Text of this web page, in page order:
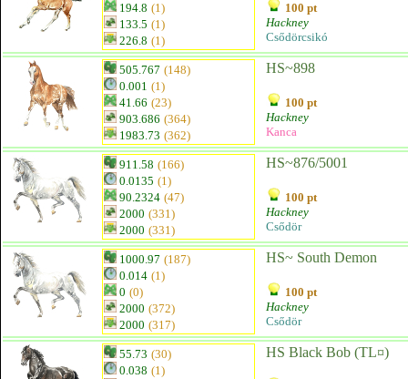
194.8 (1)
133.5 (1)
226.8 (1)
100 pt
Hackney
Csődörcsikó
505.767 (148)
0.001 (1)
41.66 (23)
903.686 (364)
1983.73 (362)
HS~898
100 pt
Hackney
Kanca
911.58 (166)
0.0135 (1)
90.2324 (47)
2000 (331)
2000 (331)
HS~876/5001
100 pt
Hackney
Csődör
1000.97 (187)
0.014 (1)
0 (0)
2000 (372)
2000 (317)
HS~ South Demon
100 pt
Hackney
Csődör
55.73 (30)
0.038 (1)
HS Black Bob (TL¤)